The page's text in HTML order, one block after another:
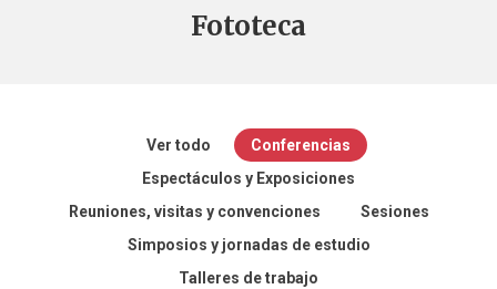
Fototeca
Ver todo
Conferencias
Espectáculos y Exposiciones
Reuniones, visitas y convenciones
Sesiones
Simposios y jornadas de estudio
Talleres de trabajo